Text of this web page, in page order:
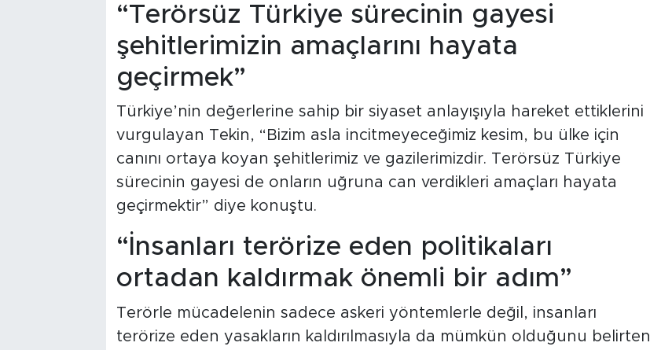
“Terörsüz Türkiye sürecinin gayesi
şehitlerimizin amaçlarını hayata
geçirmek”
Türkiye’nin değerlerine sahip bir siyaset anlayışıyla hareket ettiklerini
vurgulayan Tekin, “Bizim asla incitmeyeceğimiz kesim, bu ülke için
canını ortaya koyan şehitlerimiz ve gazilerimizdir. Terörsüz Türkiye
sürecinin gayesi de onların uğruna can verdikleri amaçları hayata
geçirmektir” diye konuştu.
“İnsanları terörize eden politikaları
ortadan kaldırmak önemli bir adım”
Terörle mücadelenin sadece askeri yöntemlerle değil, insanları
terörize eden yasakların kaldırılmasıyla da mümkün olduğunu belirten